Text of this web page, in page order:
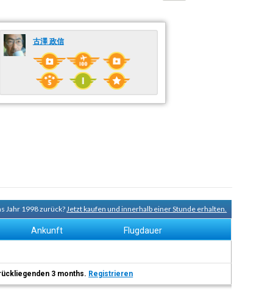
古澤 政信
Jahr 1998 zurück?Jetzt kaufen und innerhalb einer Stunde erhalten.
Ankunft Flugdauer
3 months. Registrieren